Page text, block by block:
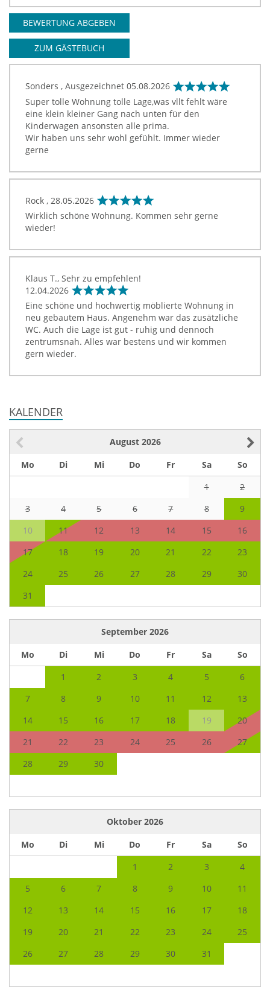
BEWERTUNG ABGEBEN
ZUM GÄSTEBUCH
Sonders , Ausgezeichnet 05.08.2026
Super tolle Wohnung tolle Lage,was vllt fehlt wäre
eine klein kleiner Gang nach unten für den
Kinderwagen ansonsten alle prima.
Wir haben uns sehr wohl gefühlt. Immer wieder
gerne
Rock , 28.05.2026
Wirklich schöne Wohnung. Kommen sehr gerne
wieder!
Klaus T., Sehr zu empfehlen!
12.04.2026
Eine schöne und hochwertig möblierte Wohnung in
neu gebautem Haus. Angenehm war das zusätzliche
WC. Auch die Lage ist gut - ruhig und dennoch
zentrumsnah. Alles war bestens und wir kommen
gern wieder.
KALENDER
August 2026
Mo
Di Mi Do Fr Sa
So
1
2
3
4 5 6 7 8
9
10
11 12 13 14 15
16
17
18 19 20 21 22
23
24
25 26 27 28 29
30
31
September 2026
Mo
Di Mi Do Fr Sa
So
1
2 3 4 5
6
7
8 9 10 11 12
13
14
15 16 17 18 19
20
21
22 23 24 25 26
27
28
29 30
Oktober 2026
Mo
Di Mi Do Fr Sa
So
1
2 3
4
5
6 7 8 9 10
11
12
13 14 15 16 17
18
19
20 21 22 23 24
25
26
27 28 29 30 31